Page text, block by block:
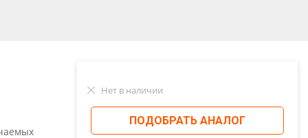
Нет в наличии
ПОДОБРАТЬ АНАЛОГ